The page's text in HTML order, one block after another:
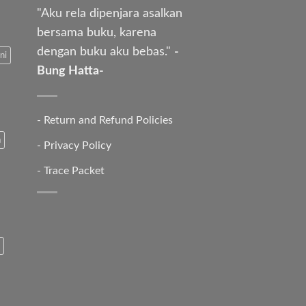
"Aku rela dipenjara asalkan
bersama buku, karena
dengan buku aku bebas." -
Bung Hatta-
- Return and Refund Policies
- Privacy Policy
- Trace Packet